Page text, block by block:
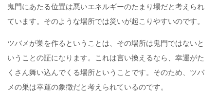
鬼門にあたる位置は悪いエネルギーのたまり場だと考えられ
ています。そのような場所では災いが起こりやすいのです。
ツバメが巣を作るということは、その場所は鬼門ではないと
いうことの証になります。これは言い換えるなら、幸運がた
くさん舞い込んでくる場所ということです。そのため、ツバ
メの巣は幸運の象徴だと考えられているのです。